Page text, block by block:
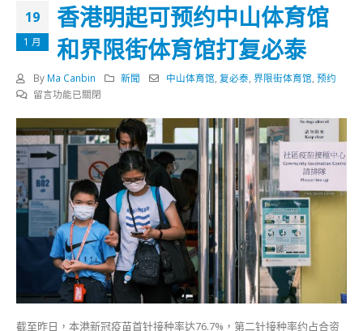
19
1 月
香港明起可预约中山体育馆
和界限街体育馆打复必泰
By Ma Canbin 新聞 中山体育馆 ,复必泰 ,界限街体育馆 ,预约
在
港
明
起
可
预
约
中
山
和
界
留言功能已關閉
截至昨日，本港新冠疫苗首针接种率达76.7%，第二针接种率约占合资